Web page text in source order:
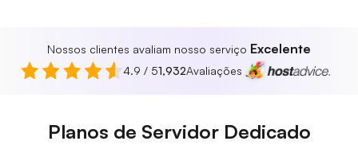
Nossos clientes avaliam nosso serviço Excelente
4.9 / 51,932Avaliações
Planos de Servidor Dedicado